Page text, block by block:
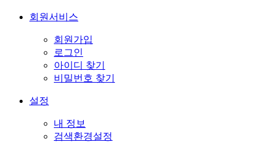
회원서비스
회원가입
로그인
아이디 찾기
비밀번호 찾기
설정
내 정보
검색환경설정